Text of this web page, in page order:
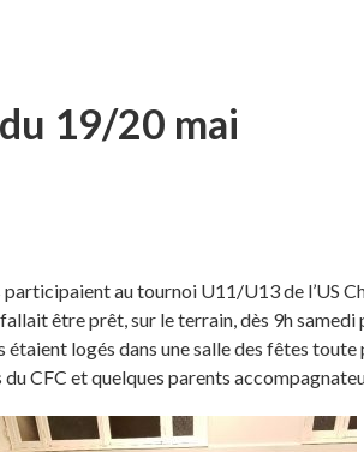
19/20 mai
au tournoi U11/U13 de l’US
être prêt, sur le terrain, dès 9h
logés dans une salle des fêtes
CFC et quelques parents